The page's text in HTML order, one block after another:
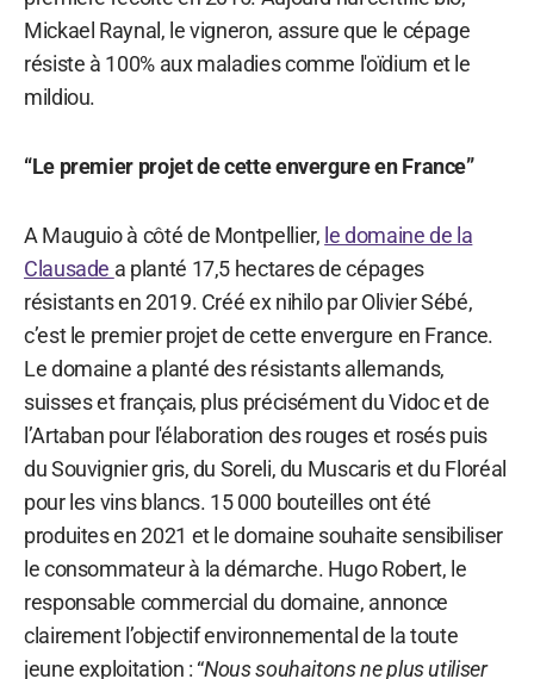
Mickael Raynal, le vigneron, assure que le cépage
résiste à 100% aux maladies comme l'oïdium et le
mildiou.
“Le premier projet de cette envergure en France”
A Mauguio à côté de Montpellier, le domaine de la
Clausade a planté 17,5 hectares de cépages
résistants en 2019. Créé ex nihilo par Olivier Sébé,
c’est le premier projet de cette envergure en France.
Le domaine a planté des résistants allemands,
suisses et français, plus précisément du Vidoc et de
l’Artaban pour l'élaboration des rouges et rosés puis
du Souvignier gris, du Soreli, du Muscaris et du Floréal
pour les vins blancs. 15 000 bouteilles ont été
produites en 2021 et le domaine souhaite sensibiliser
le consommateur à la démarche. Hugo Robert, le
responsable commercial du domaine, annonce
clairement l’objectif environnemental de la toute
jeune exploitation : “Nous souhaitons ne plus utiliser